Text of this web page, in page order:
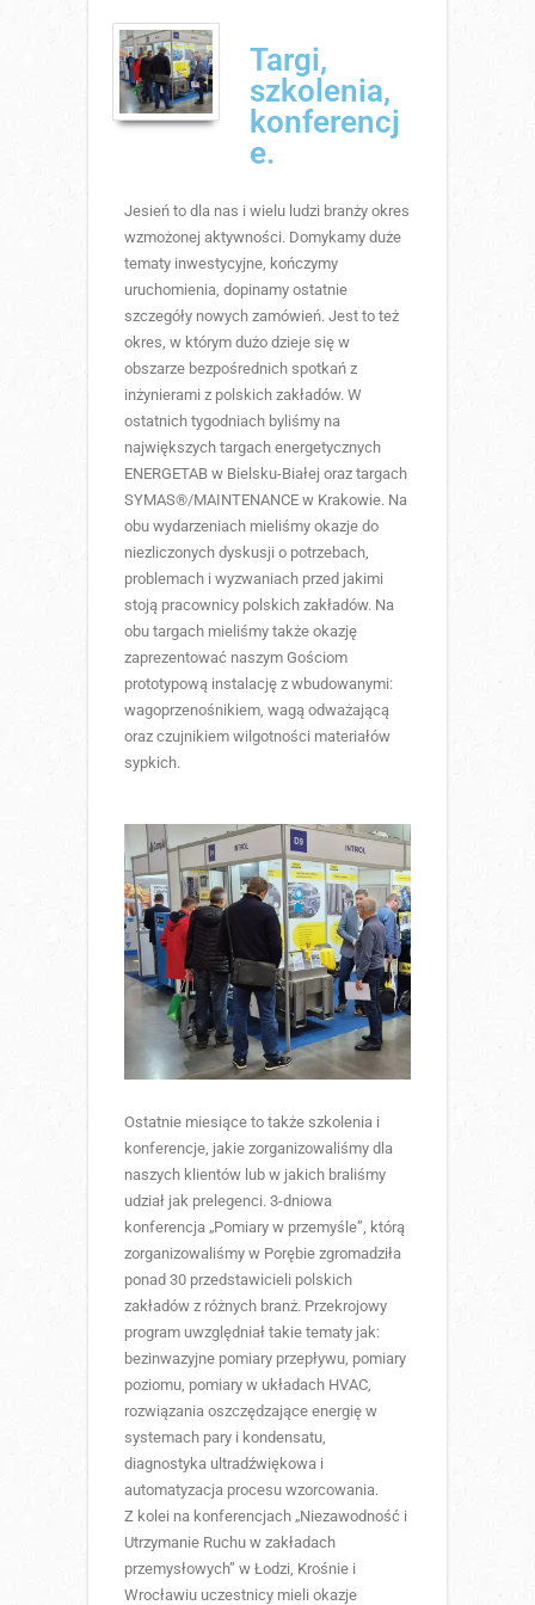
Targi,
szkolenia,
konferencj
e.
Jesień to dla nas i wielu ludzi branży okres
wzmożonej aktywności. Domykamy duże
tematy inwestycyjne, kończymy
uruchomienia, dopinamy ostatnie
szczegóły nowych zamówień. Jest to też
okres, w którym dużo dzieje się w
obszarze bezpośrednich spotkań z
inżynierami z polskich zakładów. W
ostatnich tygodniach byliśmy na
największych targach energetycznych
ENERGETAB w Bielsku-Białej oraz targach
SYMAS®/MAINTENANCE w Krakowie. Na
obu wydarzeniach mieliśmy okazje do
niezliczonych dyskusji o potrzebach,
problemach i wyzwaniach przed jakimi
stoją pracownicy polskich zakładów. Na
obu targach mieliśmy także okazję
zaprezentować naszym Gościom
prototypową instalację z wbudowanymi:
wagoprzenośnikiem, wagą odważającą
oraz czujnikiem wilgotności materiałów
sypkich.
Ostatnie miesiące to także szkolenia i
konferencje, jakie zorganizowaliśmy dla
naszych klientów lub w jakich braliśmy
udział jak prelegenci. 3-dniowa
konferencja „Pomiary w przemyśle”, którą
zorganizowaliśmy w Porębie zgromadziła
ponad 30 przedstawicieli polskich
zakładów z różnych branż. Przekrojowy
program uwzględniał takie tematy jak:
bezinwazyjne pomiary przepływu, pomiary
poziomu, pomiary w układach HVAC,
rozwiązania oszczędzające energię w
systemach pary i kondensatu,
diagnostyka ultradźwiękowa i
automatyzacja procesu wzorcowania.
Z kolei na konferencjach „Niezawodność i
Utrzymanie Ruchu w zakładach
przemysłowych” w Łodzi, Krośnie i
Wrocławiu uczestnicy mieli okazje